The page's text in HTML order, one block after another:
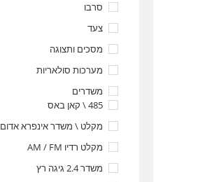
סרבו
צעד
מסכים ותצוגה
מערכות סולאריות
משדרים
485 \ קאן באס
מקלט \ משדר אינפרא אדום
מקלט רדיו AM / FM
משדר 2.4 גיגה רץ